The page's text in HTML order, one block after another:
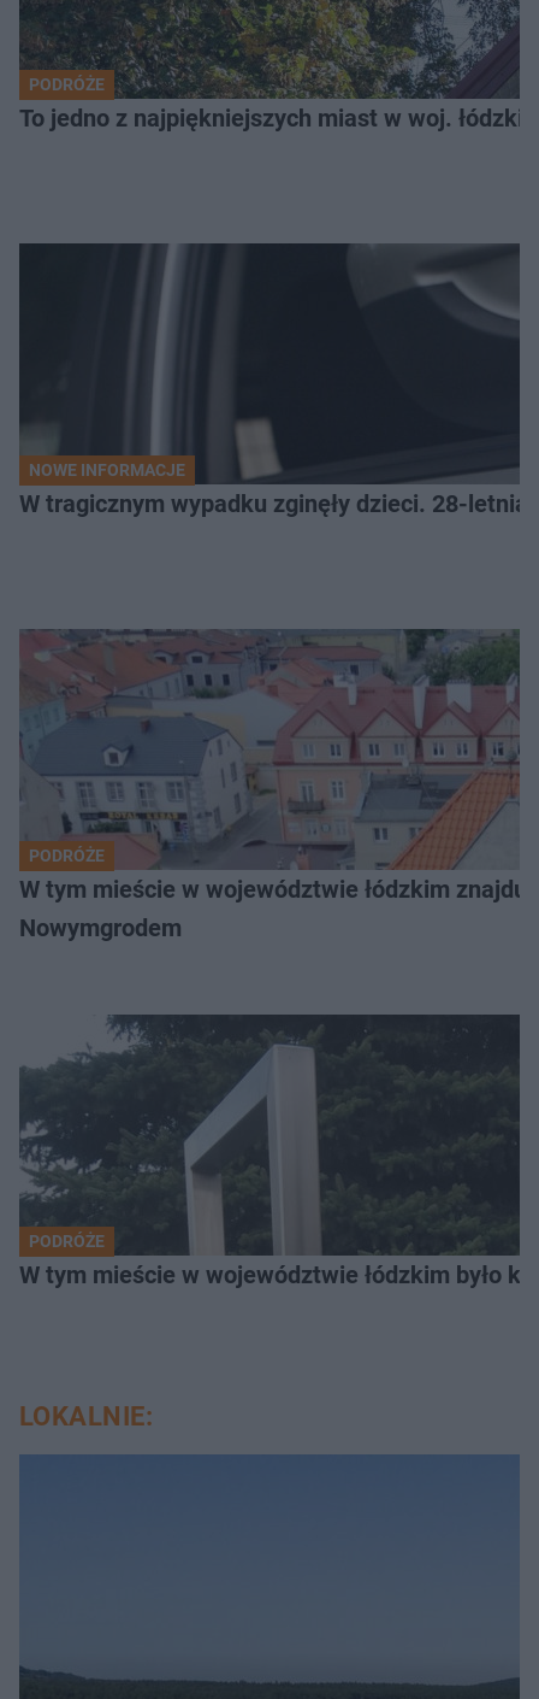
PODRÓŻE
To jedno z najpiękniejszych miast w woj.
NOWE INFORMACJE
W tragicznym wypadku zginęły dzieci. 28-
PODRÓŻE
W tym mieście w województwie łódzkim
Nowymgrodem
PODRÓŻE
W tym mieście w województwie łódzkim było
LOKALNIE: